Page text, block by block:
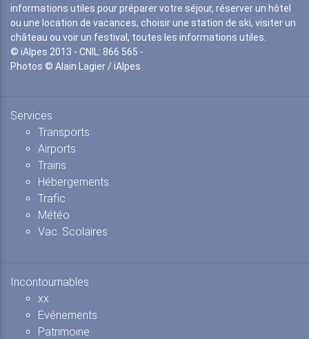
informations utiles pour préparer votre séjour, réserver un hôtel
ou une location de vacances, choisir une station de ski, visiter un
château ou voir un festival, toutes les informations utiles.
© iAlpes 2013 - CNIL: 866 565 -
Photos © Alain Lagier / iAlpes
Services
Transports
Airports
Trains
Hébergements
Trafic
Météo
Vac. Scolaires
Incontournables
xx
Evénements
Patrimoine